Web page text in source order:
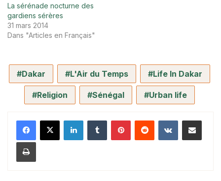
La sérénade nocturne des
gardiens sérères
31 mars 2014
Dans "Articles en Français"
Dakar L'Air du Temps Life In Dakar
Religion Sénégal Urban life
LinkedinTumblr PinterestReddit VKontaktePartager par email
Imprimer